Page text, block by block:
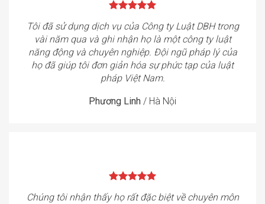
Tôi đã sử dụng dịch vụ của Công ty Luật DBH trong
vài năm qua và ghi nhận họ là một công ty luật
năng động và chuyên nghiệp. Đội ngũ pháp lý của
họ đã giúp tôi đơn giản hóa sự phức tạp của luật
pháp Việt Nam.
Phương Linh / Hà Nội
Chúng tôi nhận thấy họ rất đặc biệt về chuyên môn